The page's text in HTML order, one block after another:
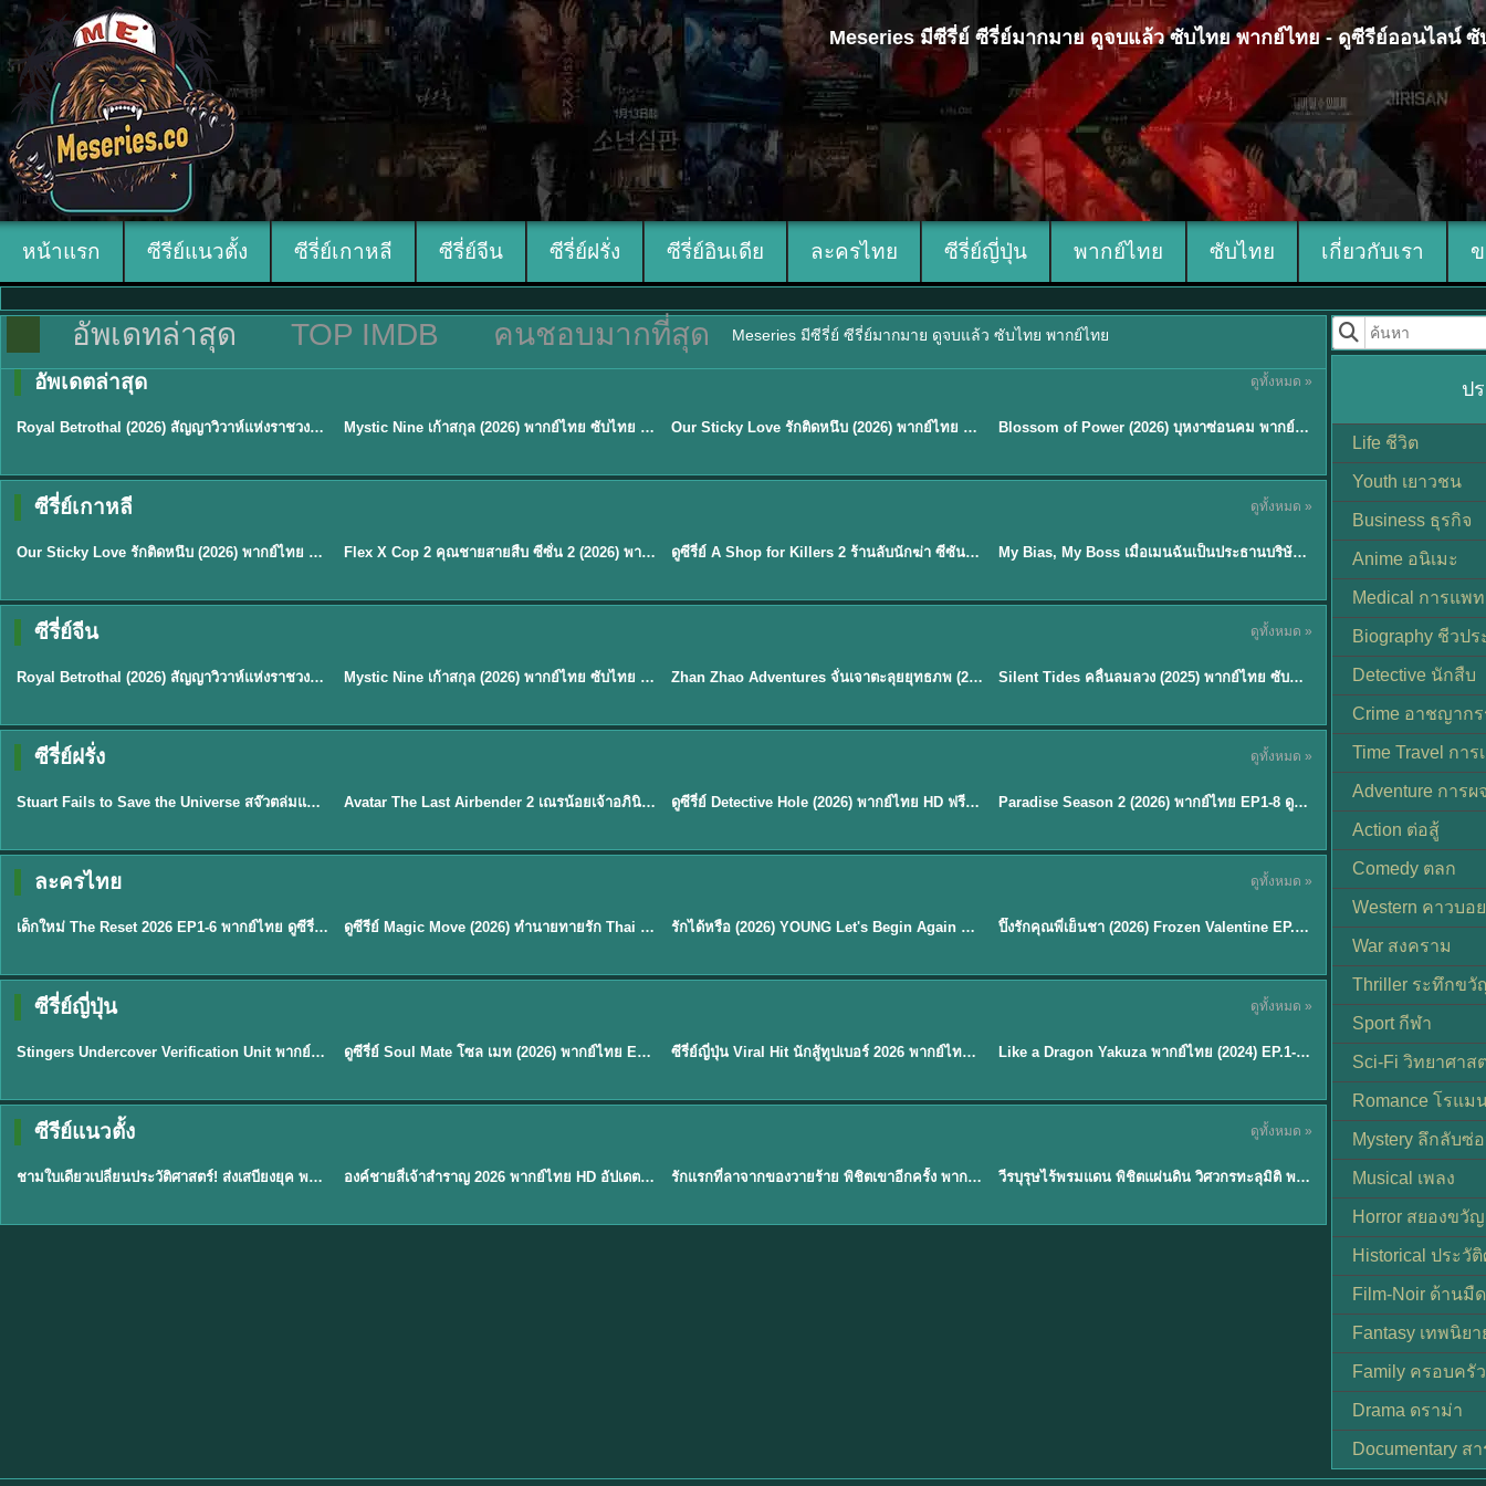
Meseries มีซีรี่ย์ ซีรี่ย์มากมาย ดูจบแล้ว ซับไทย พากย์ไทย - ดูซีรีย์ออนไลน์
หน้าแรก ซีรีย์แนวตั้ง ซีรี่ย์เกาหลี ซีรี่ย์จีน ซีรี่ย์ฝรั่ง ซีรี่ย์อินเดีย ละครไทย ซีรี่ย์ญี่ปุ่น พากย์ไทย ซับไทย เกี่ยวกับเรา
อัพเดทล่าสุด TOP IMDB คนชอบมากที่สุด Meseries มีซีรี่ย์ ซีรี่ย์มากมาย ดูจบแล้ว ซับไทย พากย์ไทย
อัพเดตล่าสุด ดูทั้งหมด »
★9
ซับไทย
Royal Betrothal (2026) สัญญาวิวาห์แห่งราชวงศ์ พากย์ไทย ซับไทย EP1-32 ★9 Mystic Nine เก้าสกุล (2026) พากย์ไทย ซับไทย EP.1-30 ★6 Our Sticky Love รักติดหนึบ (2026) พากย์ไทย ซับไทย EP.1-12 Blossom of Power (2026) บุหงาซ่อนคม พากย์ไทย ซับไทย EP1-36
ซีรี่ย์เกาหลี ดูทั้งหมด »
★6
ซับไทย
Our Sticky Love รักติดหนึบ (2026) พากย์ไทย ซับไทย EP.1-12 ★8 Flex X Cop 2 คุณชายสายสืบ ซีซั่น 2 (2026) พากย์ไทย ซับไทย EP.1-14 ★8 EP.16ดูซีรี่ย์ A Shop for Killers 2 ร้านลับนักฆ่า ซีซัน 2 (2026) ซับไทย-พากย์ไทย My Bias, My Boss เมื่อเมนฉันเป็นประธานบริษัท (2026) พากย์ไทย ซับไทย EP.1-12
ซีรี่ย์จีน ดูทั้งหมด »
★9
ซับไทย
Royal Betrothal (2026) สัญญาวิวาห์แห่งราชวงศ์ พากย์ไทย ซับไทย EP1-32 ★9 Mystic Nine เก้าสกุล (2026) พากย์ไทย ซับไทย EP.1-30 ★5 Zhan Zhao Adventures จั่นเจาตะลุยยุทธภพ (2026) พากย์ไทย ซับไทย EP.1-37 (จบ) ★9.5 Silent Tides คลื่นลมลวง (2025) พากย์ไทย ซับไทย EP.1-31
ซีรี่ย์ฝรั่ง ดูทั้งหมด »
★9.3
พากย์ไทย
Stuart Fails to Save the Universe สจ๊วตล่มแผนกู้จักรวาล (2026) พากย์ไทย ซับไทย EP.1-10 ★7.8 EP.7Avatar The Last Airbender 2 เณรน้อยเจ้าอภินิหาร พากย์ไทย EP.9ดูซีรี่ย์ Detective Hole (2026) พากย์ไทย HD ฟรี อัปเดตล่าสุด Netflix EP.8Paradise Season 2 (2026) พากย์ไทย EP1-8 ดูซีรี่ย์ฝรั่ง HD ครบทุกตอน
ละครไทย ดูทั้งหมด »
★ 8 EP.6
พากย์ไทย
เด็กใหม่ The Reset 2026 EP1-6 พากย์ไทย ดูซีรี่ย์ Netflix ล่าสุด HD ดูซีรีย์ Magic Move (2026) ทำนายทายรัก Thai EP.1-10 HD รักได้หรือ (2026) YOUNG Let's Begin Again พากย์ไทย EP.1-19 ★8 ปิ๊งรักคุณพี่เย็นชา (2026) Frozen Valentine EP.1-10 (จบ)
ซีรี่ย์ญี่ปุ่น ดูทั้งหมด »
EP.11
พากย์ไทย
Stingers Undercover Verification Unit พากย์ไทย EP1-11 HD ฟรี ★8 EP.8ดูซีรี่ย์ Soul Mate โซล เมท (2026) พากย์ไทย EP.1-8 (จบ) ★7.9 EP.6ซีรี่ย์ญี่ปุ่น Viral Hit นักสู้ทูปเบอร์ 2026 พากย์ไทย EP.1-6 ★7 EP.6Like a Dragon Yakuza พากย์ไทย (2024) EP.1-6 (จบ)
ซีรีย์แนวตั้ง ดูทั้งหมด »
EP.1
พากย์ไทย
ชามใบเดียวเปลี่ยนประวัติศาสตร์! ส่งเสบียงยุค พากย์ไทย EP.1องค์ชายสี่เจ้าสำราญ 2026 พากย์ไทย HD อัปเดตล่าสุด ดูออนไลน์ EP.1รักแรกที่ลาจากของวายร้าย พิชิตเขาอีกครั้ง พากย์ไทย EP.1วีรบุรุษไร้พรมแดน พิชิตแผ่นดิน วิศวกรทะลุมิติ พลิกแผ่นดิน
ป
Life ชีวิต
Youth เยาวชน
Business ธุรกิจ
Anime อนิเมะ
Medical การแพ
Biography ชีวปร
Detective นักสืบ
Crime อาชญาก
Time Travel กา
Adventure การ
Action ต่อสู้
Comedy ตลก
Western คาวบอ
War สงคราม
Thriller ระทึกขวั
Sport กีฬา
Sci-Fi วิทยาศาส
Romance โรแม
Mystery ลึกลับซ่
Musical เพลง
Horror สยองขวัญ
Historical ประวั
Film-Noir ด้านมื
Fantasy เทพนิยา
Family ครอบครัว
Drama ดราม่า
Documentary ส